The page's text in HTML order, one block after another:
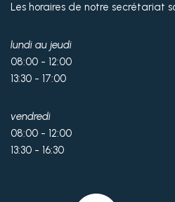
Les horaires de notre secrétariat
lundi au jeudi
08:00 - 12:00
13:30 - 17:00
vendredi
08:00 - 12:00
13:30 - 16:30